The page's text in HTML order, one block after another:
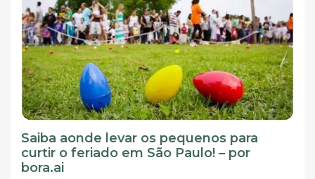
Saiba aonde levar os pequenos para
curtir o feriado em São Paulo! – por
bora.ai